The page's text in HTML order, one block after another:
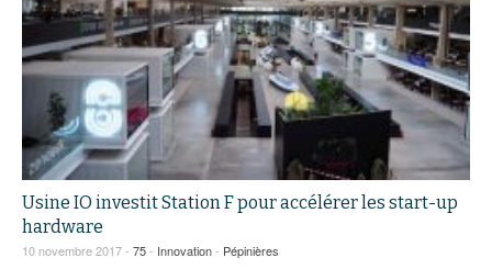
Usine IO investit Station F pour accélérer les start-up
hardware
10 novembre 2017 - 75- Innovation- Pépinières